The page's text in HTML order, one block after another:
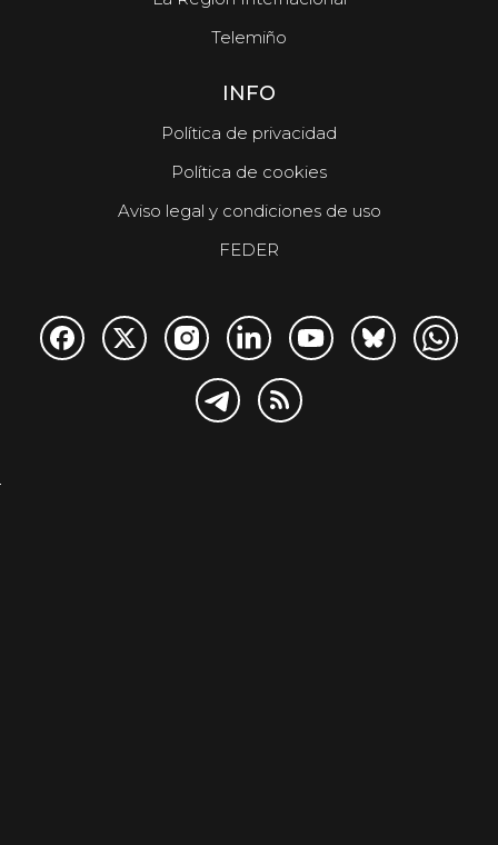
Telemiño
INFO
Política de privacidad
Política de cookies
Aviso legal y condiciones de uso
FEDER